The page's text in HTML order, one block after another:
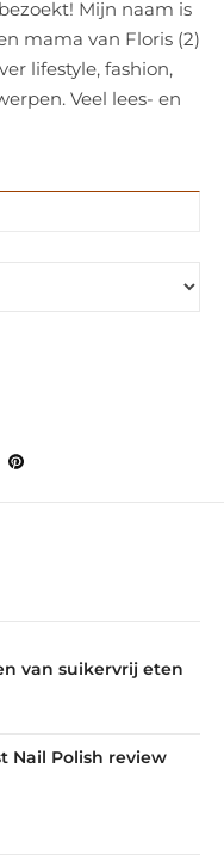
Mijn naam is
mama van Floris (2)
lifestyle, fashion,
Veel lees- en
van suikervrij eten
Nail Polish review